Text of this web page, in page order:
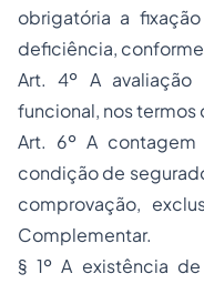
obrigatória a
deficiência,
Art. 4º A
funcional, nos
Art. 6º A
condição de
comprovação,
Complementar.
§ 1º A existência